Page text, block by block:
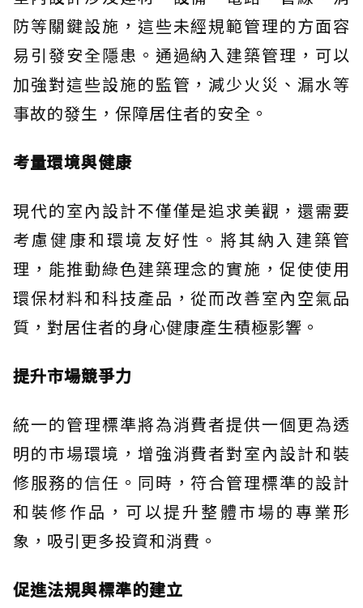
防等關鍵設施，這些未經規範管理的方面容
易引發安全隱患。通過納入建築管理，可以
加強對這些設施的監管，減少火災、漏水等
事故的發生，保障居住者的安全。
考量環境與健康
現代的室內設計不僅僅是追求美觀，還需要
考慮健康和環境友好性。將其納入建築管
理，能推動綠色建築理念的實施，促使使用
環保材料和科技產品，從而改善室內空氣品
質，對居住者的身心健康產生積極影響。
提升市場競爭力
統一的管理標準將為消費者提供一個更為透
明的市場環境，增強消費者對室內設計和裝
修服務的信任。同時，符合管理標準的設計
和裝修作品，可以提升整體市場的專業形
象，吸引更多投資和消費。
促進法規與標準的建立